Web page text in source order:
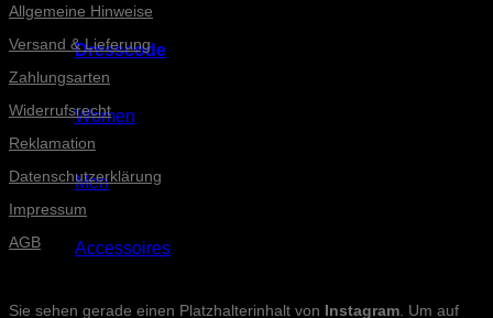
Dresscode
Women
Men
Accessoires
Allgemeine Hinweise
Versand & Lieferung
Zahlungsarten
Widerrufsrecht
Reklamation
Datenschutzerklärung
Impressum
AGB
Sie sehen gerade einen Platzhalterinhalt von Instagram . Um auf